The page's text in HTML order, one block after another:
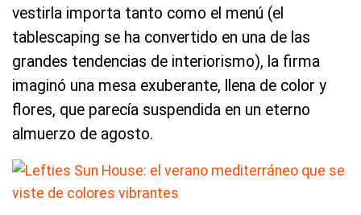
vestirla importa tanto como el menú (el
tablescaping se ha convertido en una de las
grandes tendencias de interiorismo), la firma
imaginó una mesa exuberante, llena de color y
flores, que parecía suspendida en un eterno
almuerzo de agosto.